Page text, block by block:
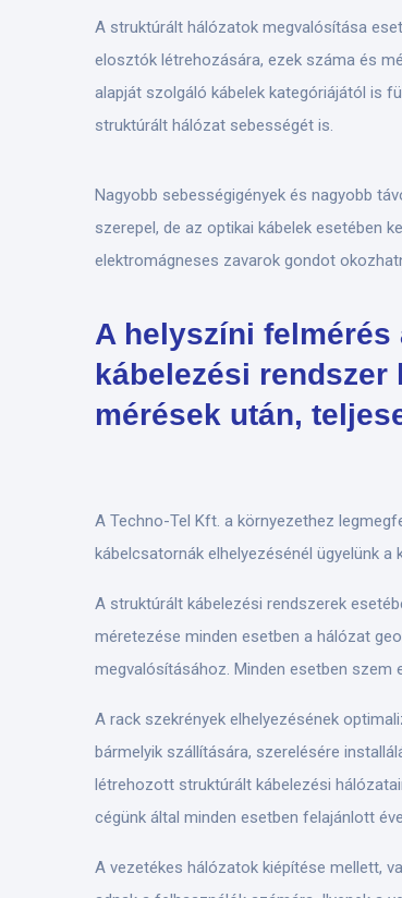
A struktúrált hálózatok megvalósítása
elosztók létrehozására, ezek száma és
alapját szolgáló kábelek kategóriájától is
struktúrált hálózat sebességét is.
Nagyobb sebességigények és nagyobb
szerepel, de az optikai kábelek esetében
elektromágneses zavarok gondot
A helyszíni
kábelezési
mérések után,
A Techno-Tel Kft. a környezethez
kábelcsatornák elhelyezésénél ügyelünk
A struktúrált kábelezési rendszerek
méretezése minden esetben a hálózat
megvalósításához. Minden esetben
A rack szekrények elhelyezésének
bármelyik szállítására, szerelésére
létrehozott struktúrált kábelezési
cégünk által minden esetben felajánlott
A vezetékes hálózatok kiépítése mellett,